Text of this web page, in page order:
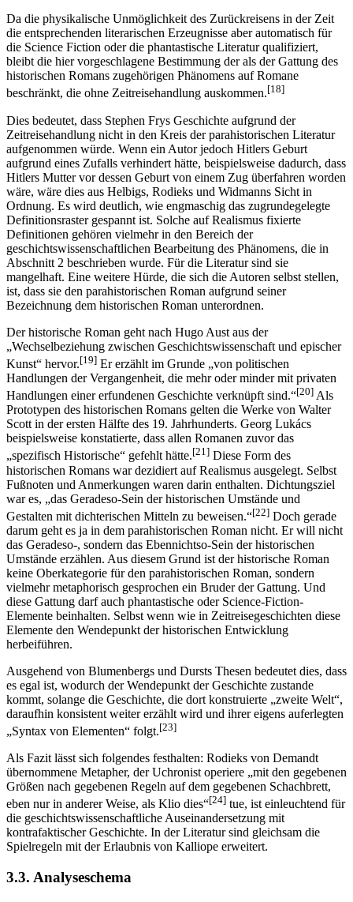
Da die physikalische Unmöglichkeit des Zurückreisens in der Zeit
die entsprechenden literarischen Erzeugnisse aber automatisch für
die Science Fiction oder die phantastische Literatur qualifiziert,
bleibt die hier vorgeschlagene Bestimmung der als der Gattung des
historischen Romans zugehörigen Phänomens auf Romane
beschränkt, die ohne Zeitreisehandlung auskommen.[18]
Dies bedeutet, dass Stephen Frys Geschichte aufgrund der
Zeitreisehandlung nicht in den Kreis der parahistorischen Literatur
aufgenommen würde. Wenn ein Autor jedoch Hitlers Geburt
aufgrund eines Zufalls verhindert hätte, beispielsweise dadurch, dass
Hitlers Mutter vor dessen Geburt von einem Zug überfahren worden
wäre, wäre dies aus Helbigs, Rodieks und Widmanns Sicht in
Ordnung. Es wird deutlich, wie engmaschig das zugrundegelegte
Definitionsraster gespannt ist. Solche auf Realismus fixierte
Definitionen gehören vielmehr in den Bereich der
geschichtswissenschaftlichen Bearbeitung des Phänomens, die in
Abschnitt 2 beschrieben wurde. Für die Literatur sind sie
mangelhaft. Eine weitere Hürde, die sich die Autoren selbst stellen,
ist, dass sie den parahistorischen Roman aufgrund seiner
Bezeichnung dem historischen Roman unterordnen.
Der historische Roman geht nach Hugo Aust aus der
„Wechselbeziehung zwischen Geschichtswissenschaft und epischer
Kunst“ hervor.[19] Er erzählt im Grunde „von politischen
Handlungen der Vergangenheit, die mehr oder minder mit privaten
Handlungen einer erfundenen Geschichte verknüpft sind.“[20] Als
Prototypen des historischen Romans gelten die Werke von Walter
Scott in der ersten Hälfte des 19. Jahrhunderts. Georg Lukács
beispielsweise konstatierte, dass allen Romanen zuvor das
„spezifisch Historische“ gefehlt hätte.[21] Diese Form des
historischen Romans war dezidiert auf Realismus ausgelegt. Selbst
Fußnoten und Anmerkungen waren darin enthalten. Dichtungsziel
war es, „das Geradeso-Sein der historischen Umstände und
Gestalten mit dichterischen Mitteln zu beweisen.“[22] Doch gerade
darum geht es ja in dem parahistorischen Roman nicht. Er will nicht
das Geradeso-, sondern das Ebennichtso-Sein der historischen
Umstände erzählen. Aus diesem Grund ist der historische Roman
keine Oberkategorie für den parahistorischen Roman, sondern
vielmehr metaphorisch gesprochen ein Bruder der Gattung. Und
diese Gattung darf auch phantastische oder Science-Fiction-
Elemente beinhalten. Selbst wenn wie in Zeitreisegeschichten diese
Elemente den Wendepunkt der historischen Entwicklung
herbeiführen.
Ausgehend von Blumenbergs und Dursts Thesen bedeutet dies, dass
es egal ist, wodurch der Wendepunkt der Geschichte zustande
kommt, solange die Geschichte, die dort konstruierte „zweite Welt“,
daraufhin konsistent weiter erzählt wird und ihrer eigens auferlegten
„Syntax von Elementen“ folgt.[23]
Als Fazit lässt sich folgendes festhalten: Rodieks von Demandt
übernommene Metapher, der Uchronist operiere „mit den gegebenen
Größen nach gegebenen Regeln auf dem gegebenen Schachbrett,
eben nur in anderer Weise, als Klio dies“[24] tue, ist einleuchtend für
die geschichtswissenschaftliche Auseinandersetzung mit
kontrafaktischer Geschichte. In der Literatur sind gleichsam die
Spielregeln mit der Erlaubnis von Kalliope erweitert.
3.3. Analyseschema